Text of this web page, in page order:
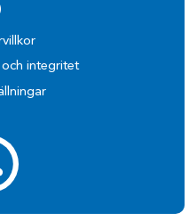
integritet